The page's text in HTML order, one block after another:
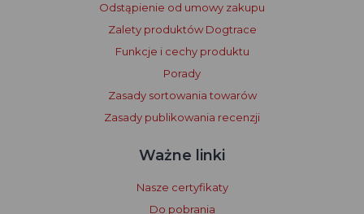
Odstąpienie od umowy zakupu
Zalety produktów Dogtrace
Funkcje i cechy produktu
Porady
Zasady sortowania towarów
Zasady publikowania recenzji
Ważne linki
Nasze certyfikaty
Do pobrania